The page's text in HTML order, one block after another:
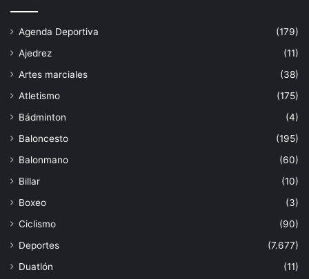
Agenda Deportiva
(179)
Ajedrez
(11)
Artes marciales
(38)
Atletismo
(175)
Bádminton
(4)
Baloncesto
(195)
Balonmano
(60)
Billar
(10)
Boxeo
(3)
Ciclismo
(90)
Deportes
(7.677)
Duatlón
(11)